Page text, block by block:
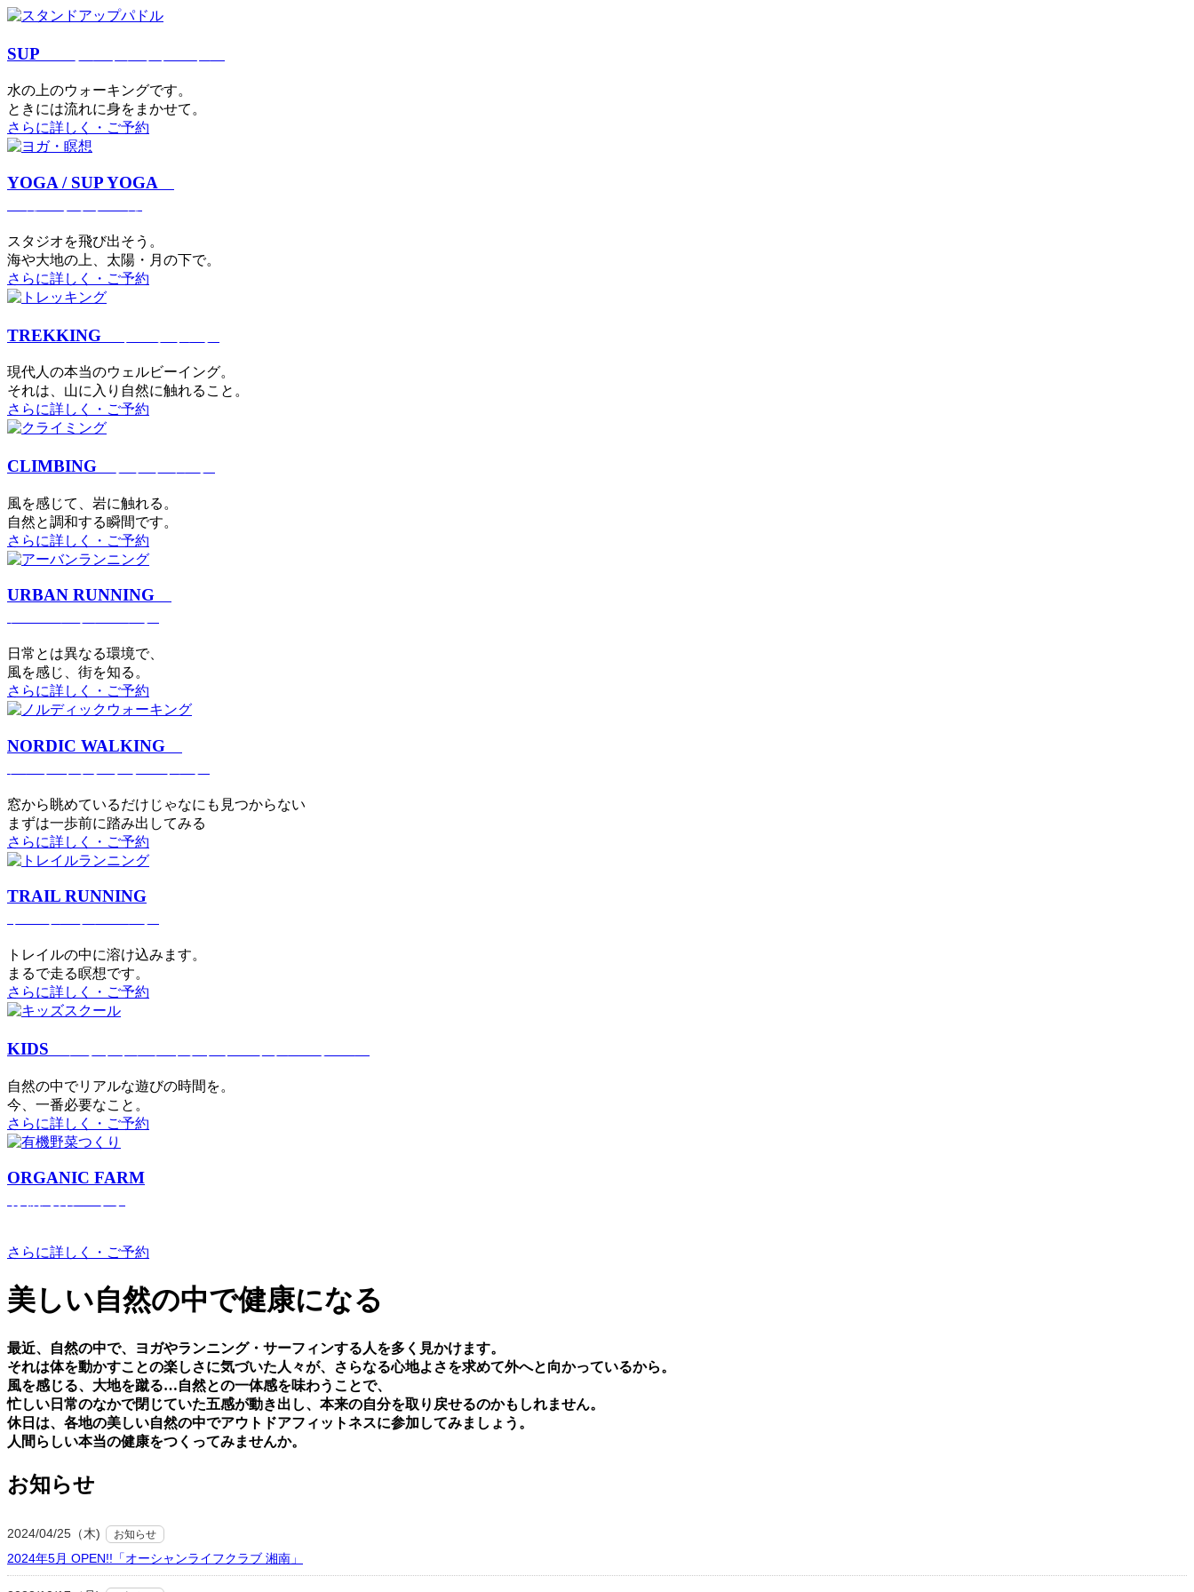
SUP
⽔の上のウォーキングです。
ときには流れに身をまかせて。
さらに詳しく・ご予約
YOGA / SUP YOGA
スタジオを⾶び出そう。
海や大地の上、太陽・⽉の下で。
さらに詳しく・ご予約
TREKKING
現代⼈の本当のウェルビーイング。
それは、⼭に⼊り⾃然に触れること。
さらに詳しく・ご予約
CLIMBING
⾵を感じて、岩に触れる。
⾃然と調和する瞬間です。
さらに詳しく・ご予約
URBAN RUNNING
日常とは異なる環境で、
風を感じ、街を知る。
さらに詳しく・ご予約
NORDIC WALKING
窓から眺めているだけじゃなにも見つからない
まずは一歩前に踏み出してみる
さらに詳しく・ご予約
TRAIL RUNNING
トレイルの中に溶け込みます。
まるで⾛る瞑想です。
さらに詳しく・ご予約
KIDS
⾃然の中でリアルな遊びの時間を。
今、⼀番必要なこと。
さらに詳しく・ご予約
ORGANIC FARM
さらに詳しく・ご予約
美しい⾃然の中で健康になる
最近、⾃然の中で、ヨガやランニング・サーフィンする⼈を多く⾒かけます。
それは体を動かすことの楽しさに気づいた⼈々が、さらなる⼼地よさを求めて外へと向かっているから。
⾵を感じる、⼤地を蹴る…⾃然との⼀体感を味わうことで、
忙しい⽇常のなかで閉じていた五感が動き出し、本来の⾃分を取り戻せるのかもしれません。
休⽇は、各地の美しい⾃然の中でアウトドアフィットネスに参加してみましょう。
⼈間らしい本当の健康をつくってみませんか。
お知らせ
2024/04/25（木) お知らせ
2024年5月 OPEN!!「オーシャンライフクラブ 湘南」